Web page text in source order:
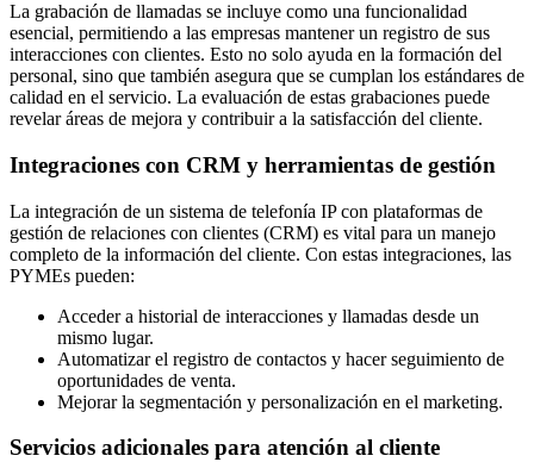
La grabación de llamadas se incluye como una funcionalidad
esencial, permitiendo a las empresas mantener un registro de sus
interacciones con clientes. Esto no solo ayuda en la formación del
personal, sino que también asegura que se cumplan los estándares de
calidad en el servicio. La evaluación de estas grabaciones puede
revelar áreas de mejora y contribuir a la satisfacción del cliente.
Integraciones con CRM y herramientas de gestión
La integración de un sistema de telefonía IP con plataformas de
gestión de relaciones con clientes (CRM) es vital para un manejo
completo de la información del cliente. Con estas integraciones, las
PYMEs pueden:
Acceder a historial de interacciones y llamadas desde un
mismo lugar.
Automatizar el registro de contactos y hacer seguimiento de
oportunidades de venta.
Mejorar la segmentación y personalización en el marketing.
Servicios adicionales para atención al cliente